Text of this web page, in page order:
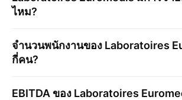
ไหม?
จำนวนพนักงานของ Laboratoires
กี่คน?
EBITDA ของ Laboratoires